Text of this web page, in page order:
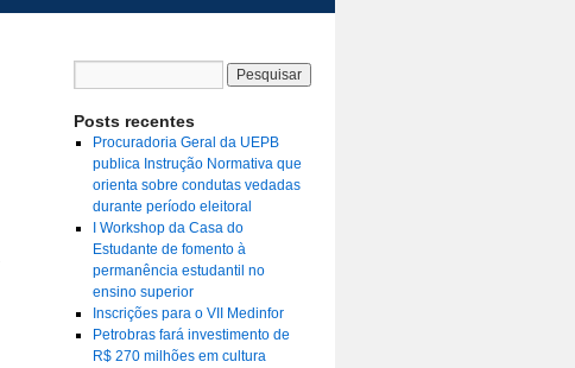
Posts recentes
Procuradoria Geral da UEPB
publica Instrução Normativa que
orienta sobre condutas vedadas
durante período eleitoral
I Workshop da Casa do
Estudante de fomento à
permanência estudantil no
ensino superior
Inscrições para o VII Medinfor
Petrobras fará investimento de
R$ 270 milhões em cultura